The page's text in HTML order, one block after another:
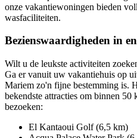
onze vakantiewoningen bieden
wasfaciliteiten.
Bezienswaardigheden in
Wilt u de leukste activiteiten
Ga er vanuit uw vakantiehuis op
Mariem zo'n fijne bestemming is.
bekendste attracties om binnen 50
bezoeken:
El Kantaoui Golf (6,5 km)